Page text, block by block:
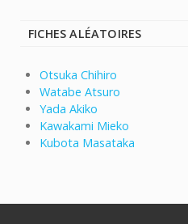
FICHES ALÉATOIRES
Otsuka Chihiro
Watabe Atsuro
Yada Akiko
Kawakami Mieko
Kubota Masataka